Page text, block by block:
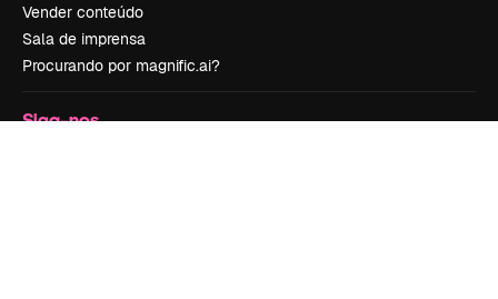
Vender conteúdo
Sala de imprensa
Procurando por magnific.ai?
Siga-nos